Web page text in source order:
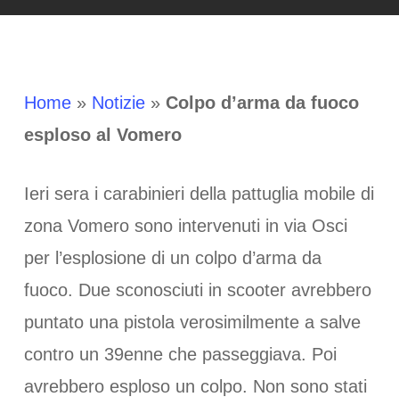
Home» Notizie» Colpo d’arma da fuoco
esploso al Vomero
Ieri sera i carabinieri della pattuglia mobile di
zona Vomero sono intervenuti in via Osci
per l’esplosione di un colpo d’arma da
fuoco. Due sconosciuti in scooter avrebbero
puntato una pistola verosimilmente a salve
contro un 39enne che passeggiava. Poi
avrebbero esploso un colpo. Non sono stati